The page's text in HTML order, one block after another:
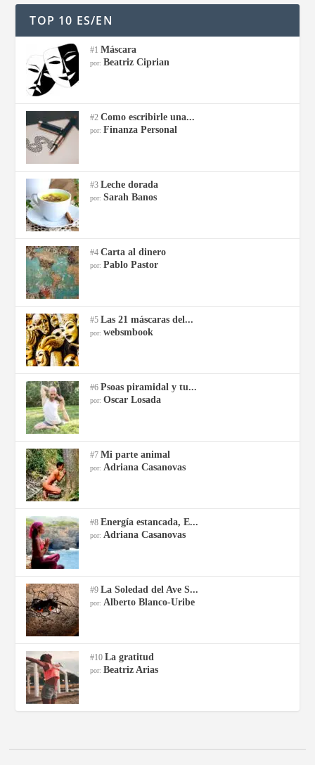
TOP 10 ES/EN
#1Máscara
por:Beatriz Ciprian
#2Como escribirle una...
por:Finanza Personal
#3Leche dorada
por:Sarah Banos
#4Carta al dinero
por:Pablo Pastor
#5Las 21 máscaras del...
por:websmbook
#6Psoas piramidal y tu...
por:Oscar Losada
#7Mi parte animal
por:Adriana Casanovas
#8Energía estancada, E...
por:Adriana Casanovas
#9La Soledad del Ave S...
por:Alberto Blanco-Uribe
#10La gratitud
por:Beatriz Arias